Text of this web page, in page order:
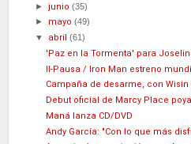
►junio(35)
► mayo(49)
▼ abril(61)
'Paz en la Tormenta' para
II-Pausa / Iron Man estreno
Campaña de desarme, con Wisin
Debut oficial de Marcy Place
Maná lanza CD/DVD
Andy García: "Con lo que más